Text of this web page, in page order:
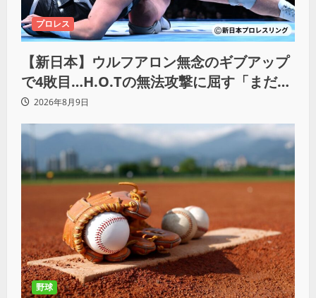
プロレス
【新日本】ウルフアロン無念のギブアップ
で4敗目…H.O.Tの無法攻撃に屈す「まだま
だ俺自身の力はこんなもんだなって」
2026年8月9日
野球